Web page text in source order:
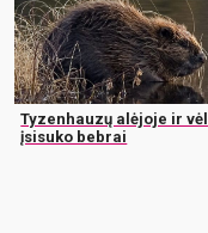
Tyzenhauzų alėjoje ir vėl
įsisuko bebrai